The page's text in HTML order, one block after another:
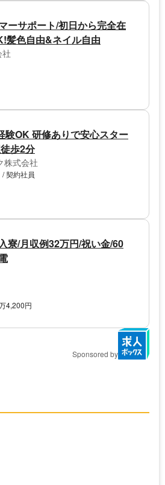
ーサポート/初日から完全在
髪色自由&ネイル自由
験OK 研修ありで安心スター
歩2分
株式会社
契約社員
寮/月収例32万円/祝い金/60
4,200円
Sponsored by